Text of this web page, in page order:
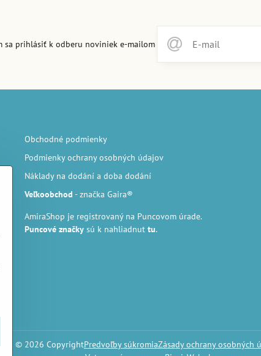
sa prihlásiť k odberu noviniek e-mailom
Obchodné podmienky
Podmienky ochrany osobných údajov
Náklady na dodání a doba dodání
Veľkoobchod - značka Gaira®
AmiraShop je registrovaný na Puncovom úrade.
Puncové značkysú k nahliadnut tu.
© 2026 CopyrightPredvoľby súkromiaZásady ochrany osobných